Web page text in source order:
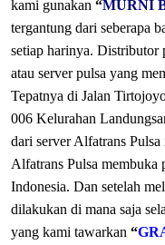
kami gunakan “MURNI
tergantung dari seberapa
setiap harinya. Distributor
atau server pulsa yang
Tepatnya di Jalan
006 Kelurahan
dari server Alfatrans
Alfatrans Pulsa membuka
Indonesia. Dan setelah
dilakukan di mana saja
yang kami tawarkan “